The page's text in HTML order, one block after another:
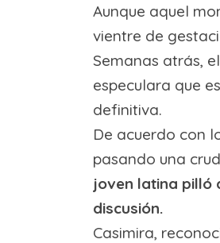
Aunque aquel
vientre de
Semanas atrás,
especulara que
definitiva.
De acuerdo con
pasando una
joven latina pilló
discusión.
Casimira,